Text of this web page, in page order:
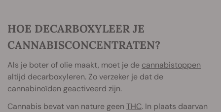
HOE DECARBOXYLEER JE
CANNABISCONCENTRATEN?
Als je boter of olie maakt, moet je de cannabistoppen
altijd decarboxyleren. Zo verzeker je dat de
cannabinoïden geactiveerd zijn.
Cannabis bevat van nature geen THC. In plaats daarvan